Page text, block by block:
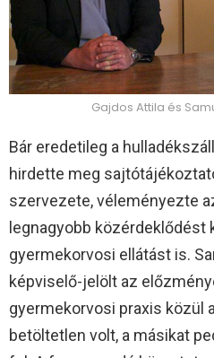
Gajdos Attila és
Bár eredetileg a
hirdette meg
szervezete, véleményezte
legnagyobb közérdeklődést
gyermekorvosi ellátást is.
képviselő-jelölt az
gyermekorvosi praxis közül
betöltetlen volt, a másikat